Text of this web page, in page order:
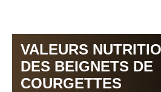
VALEURS
DES BEIGNETS DE
COURGETTES